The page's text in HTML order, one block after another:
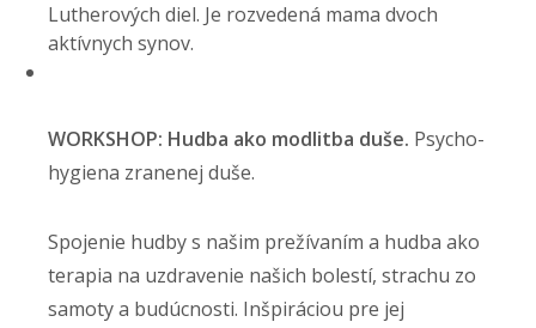
Lutherových diel. Je rozvedená mama dvoch
aktívnych synov.
WORKSHOP: Hudba ako modlitba duše. Psycho-
hygiena zranenej duše.
Spojenie hudby s našim prežívaním a hudba ako
terapia na uzdravenie našich bolestí, strachu zo
samoty a budúcnosti. Inšpiráciou pre jej